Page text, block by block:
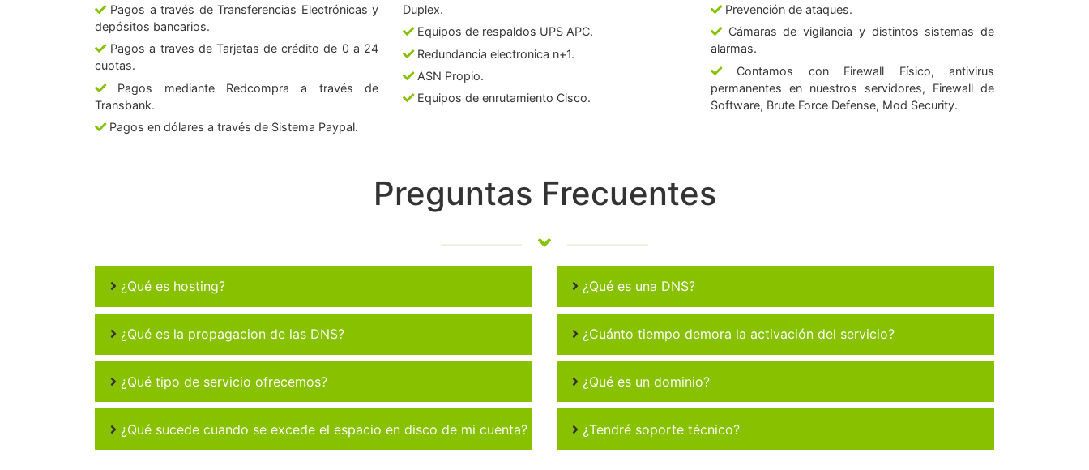
Pagos a través de Transferencias Electrónicas y
depósitos bancarios.
Pagos a traves de Tarjetas de crédito de 0 a 24
cuotas.
Pagos mediante Redcompra a través de
Transbank.
Pagos en dólares a través de Sistema Paypal.
Duplex.
Equipos de respaldos UPS APC.
Redundancia electronica n+1.
ASN Propio.
Equipos de enrutamiento Cisco.
Prevención de ataques.
Cámaras de vigilancia y distintos sistemas de
alarmas.
Contamos con Firewall Físico, antivirus
permanentes en nuestros servidores, Firewall de
Software, Brute Force Defense, Mod Security.
Preguntas Frecuentes
¿Qué es hosting?
¿Qué es la propagacion de las DNS?
¿Qué tipo de servicio ofrecemos?
¿Qué sucede cuando se excede el espacio en disco de mi cuenta?
¿Qué es una DNS?
¿Cuánto tiempo demora la activación del servicio?
¿Qué es un dominio?
¿Tendré soporte técnico?